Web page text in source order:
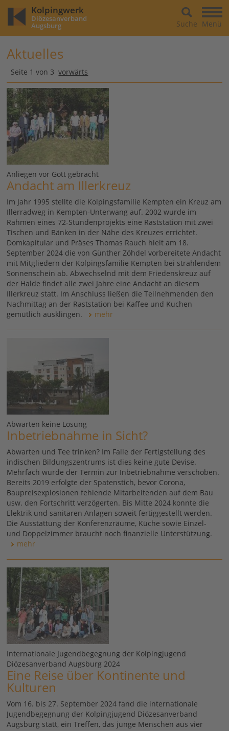
Kolpingwerk
Diözesanverband
Augsburg Menü
Suche
Aktuelles
Seite 1 von 3vorwärts
Anliegen vor Gott gebracht
Andacht am Illerkreuz
Im Jahr 1995 stellte die Kolpingsfamilie Kempten ein Kreuz am
Illerradweg in Kempten-Unterwang auf. 2002 wurde im
Rahmen eines 72-Stundenprojekts eine Raststation mit zwei
Tischen und Bänken in der Nähe des Kreuzes errichtet.
Domkapitular und Präses Thomas Rauch hielt am 18.
September 2024 die von Günther Zöhdel vorbereitete Andacht
mit Mitgliedern der Kolpingsfamilie Kempten bei strahlendem
Sonnenschein ab. Abwechselnd mit dem Friedenskreuz auf
der Halde findet alle zwei Jahre eine Andacht an diesem
Illerkreuz statt. Im Anschluss ließen die Teilnehmenden den
Nachmittag an der Raststation bei Kaffee und Kuchen
gemütlich ausklingen.
mehr
Abwarten keine Lösung
Inbetriebnahme in Sicht?
Abwarten und Tee trinken? Im Falle der Fertigstellung des
indischen Bildungszentrums ist dies keine gute Devise.
Mehrfach wurde der Termin zur Inbetriebnahme verschoben.
Bereits 2019 erfolgte der Spatenstich, bevor Corona,
Baupreisexplosionen fehlende Mitarbeitenden auf dem Bau
usw. den Fortschritt verzögerten. Bis Mitte 2024 konnte die
Elektrik und sanitären Anlagen soweit fertiggestellt werden.
Die Ausstattung der Konferenzräume, Küche sowie Einzel-
und Doppelzimmer braucht noch finanzielle Unterstützung.
mehr
Internationale Jugendbegegnung der Kolpingjugend
Diözesanverband Augsburg 2024
Eine Reise über Kontinente und
Kulturen
Vom 16. bis 27. September 2024 fand die internationale
Jugendbegegnung der Kolpingjugend Diözesanverband
Augsburg statt, ein Treffen, das junge Menschen aus vier